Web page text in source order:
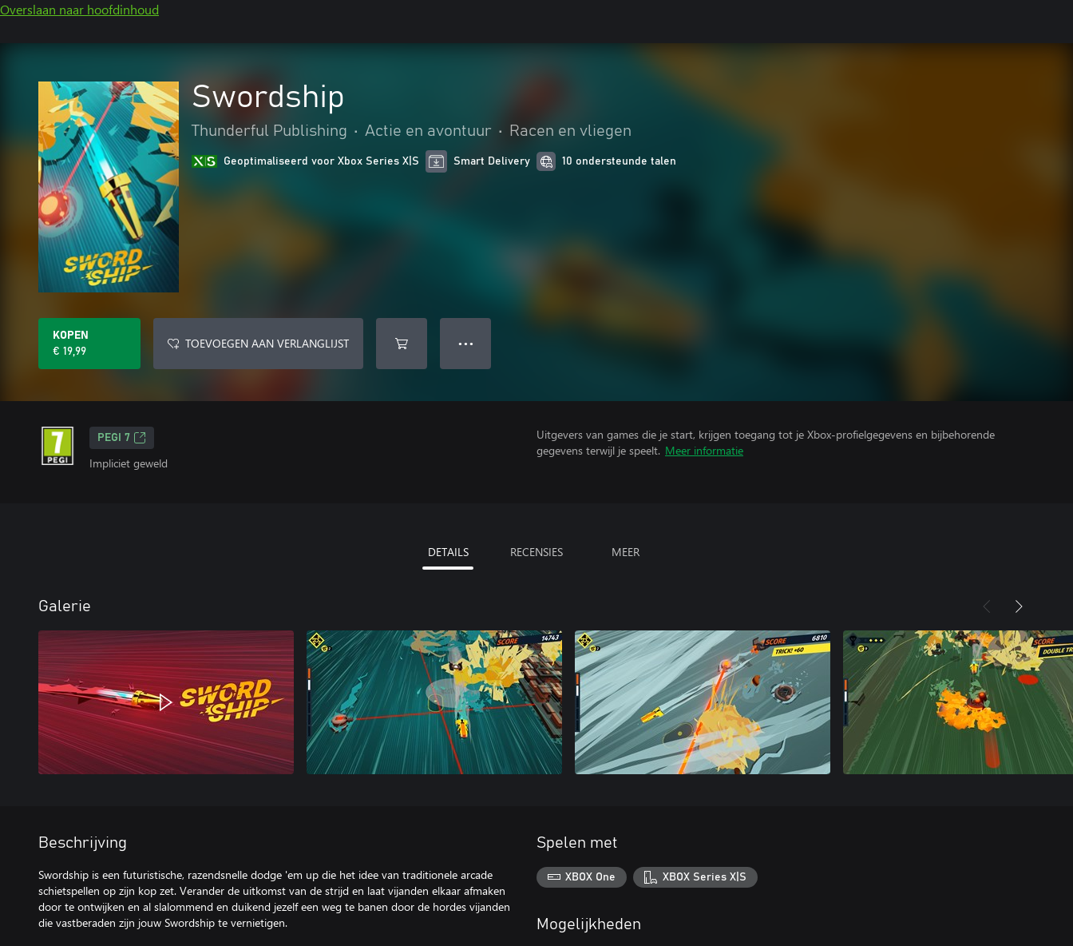
Overslaan naar hoofdinhoud
Swordship
Thunderful Publishing • Actie en avontuur • Racen en vliegen
Geoptimaliseerd voor Xbox Series X|S Smart Delivery 10 ondersteunde talen
KOPEN
€ 19,99
TOEVOEGEN AAN VERLANGLIJST ● ● ●
PEGI 7
Impliciet geweld
Uitgevers van games die je start, krijgen toegang tot je Xbox-profielgegevens en bijbehorende
gegevens terwijl je speelt. Meer informatie
DETAILS RECENSIES MEER
Galerie
Beschrijving
Swordship is een futuristische, razendsnelle dodge 'em up die het idee van traditionele arcade
schietspellen op zijn kop zet. Verander de uitkomst van de strijd en laat vijanden elkaar afmaken
door te ontwijken en al slalommend en duikend jezelf een weg te banen door de hordes vijanden
die vastberaden zijn jouw Swordship te vernietigen.
Spelen met
XBOX One XBOX Series X|S
Mogelijkheden